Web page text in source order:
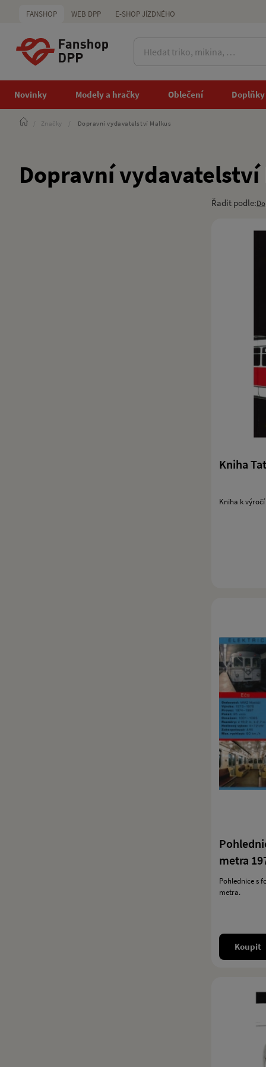
FANSHOP WEB DPP E-SHOP JÍZDNÉHO
Novinky Modely a hračky Oblečení Doplňky
Značky Dopravní vydavatelství Malkus
Dopravní vydavatelství
Řadit podle:
Kniha
Kniha k
metra
Pohlednice s
metra.
Koupit